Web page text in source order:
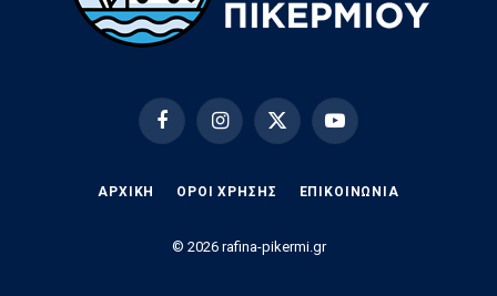
FacebookInstagramX
YouTube
ΑΡΧΙΚΗ ΟΡΟΙ ΧΡΗΣΗΣ EΠΙΚΟΙΝΩΝΊΑ
© 2026 rafina-pikermi.gr